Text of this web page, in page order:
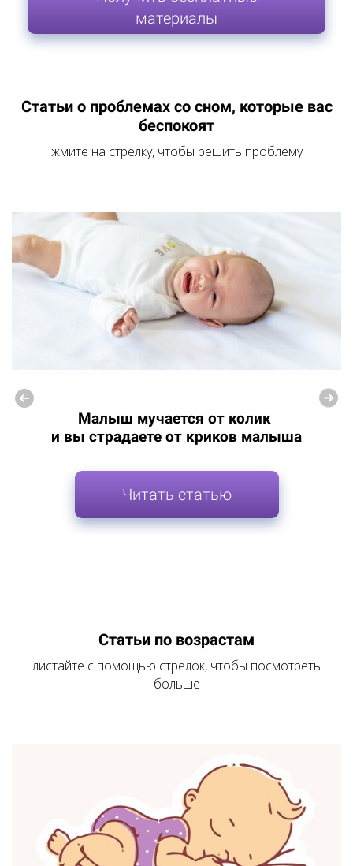
материалы
Статьи о проблемах со сном, которые вас
беспокоят
жмите на стрелку, чтобы решить проблему
Малыш мучается от колик
и вы страдаете от криков малыша
Читать статью
Статьи по возрастам
листайте с помощью стрелок, чтобы посмотреть
больше